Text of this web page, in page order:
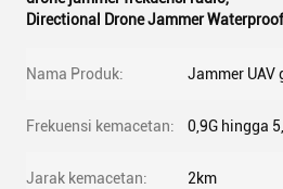
Directional Drone Jammer Waterproof
Nama Produk: Jammer UAV
Frekuensi kemacetan: 0,9G hingga
Jarak kemacetan: 2km